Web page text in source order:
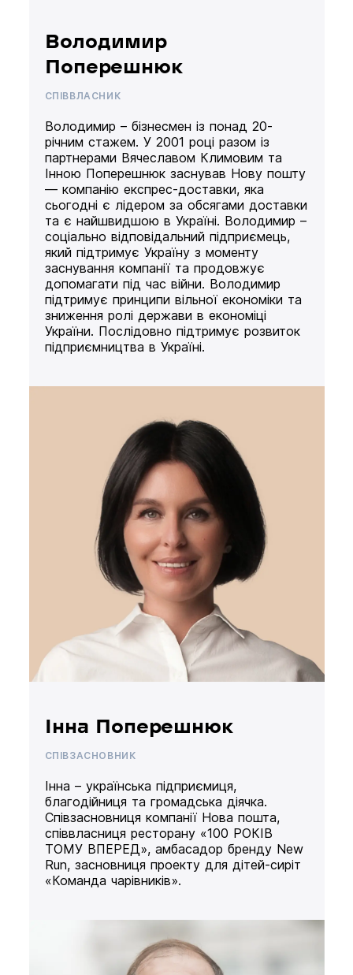
Володимир
Поперешнюк
СПІВВЛАСНИК
Володимир – бізнесмен із понад 20-
річним стажем. У 2001 році разом із
партнерами Вячеславом Климовим та
Інною Поперешнюк заснував Нову пошту
— компанію експрес-доставки, яка
сьогодні є лідером за обсягами доставки
та є найшвидшою в Україні. Володимир –
соціально відповідальний підприємець,
який підтримує Україну з моменту
заснування компанії та продовжує
допомагати під час війни. Володимир
підтримує принципи вільної економіки та
зниження ролі держави в економіці
України. Послідовно підтримує розвиток
підприємництва в Україні.
Інна Поперешнюк
СПІВЗАСНОВНИК
Інна – українська підприємиця,
благодійниця та громадська діячка.
Співзасновниця компанії Нова пошта,
співвласниця ресторану «100 РОКІВ
ТОМУ ВПЕРЕД», амбасадор бренду New
Run, засновниця проекту для дітей-сиріт
«Команда чарівників».